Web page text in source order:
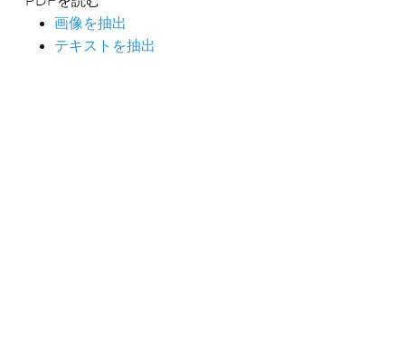
画像を抽出
テキストを抽出